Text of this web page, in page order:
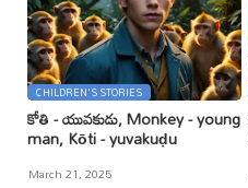
CHILDREN'S STORIES
కోతి - యువకుడు, Monkey - young
man, Kōti - yuvakuḍu
March 21, 2025